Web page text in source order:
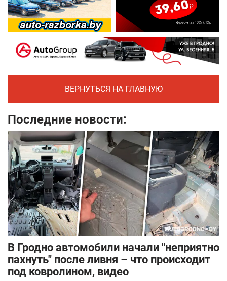
ВЕРНУТЬСЯ НА ГЛАВНУЮ
Последние новости:
В Гродно автомобили начали "неприятно
пахнуть" после ливня – что происходит
под ковролином, видео